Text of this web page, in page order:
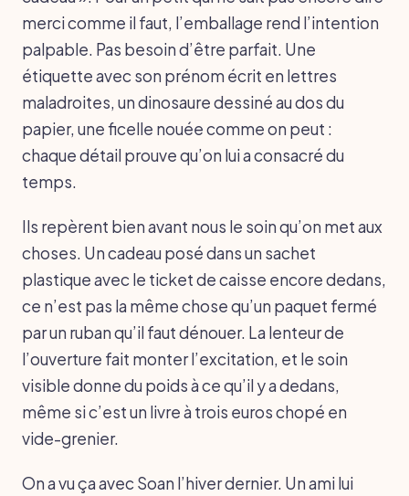
merci comme il faut, l’emballage rend l’intention
palpable. Pas besoin d’être parfait. Une
étiquette avec son prénom écrit en lettres
maladroites, un dinosaure dessiné au dos du
papier, une ficelle nouée comme on peut :
chaque détail prouve qu’on lui a consacré du
temps.
Ils repèrent bien avant nous le soin qu’on met aux
choses. Un cadeau posé dans un sachet
plastique avec le ticket de caisse encore dedans,
ce n’est pas la même chose qu’un paquet fermé
par un ruban qu’il faut dénouer. La lenteur de
l’ouverture fait monter l’excitation, et le soin
visible donne du poids à ce qu’il y a dedans,
même si c’est un livre à trois euros chopé en
vide-grenier.
On a vu ça avec Soan l’hiver dernier. Un ami lui